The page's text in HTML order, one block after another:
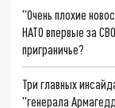
"Очень плохие
НАТО впервые за
приграничье?
Три главных
"генерала